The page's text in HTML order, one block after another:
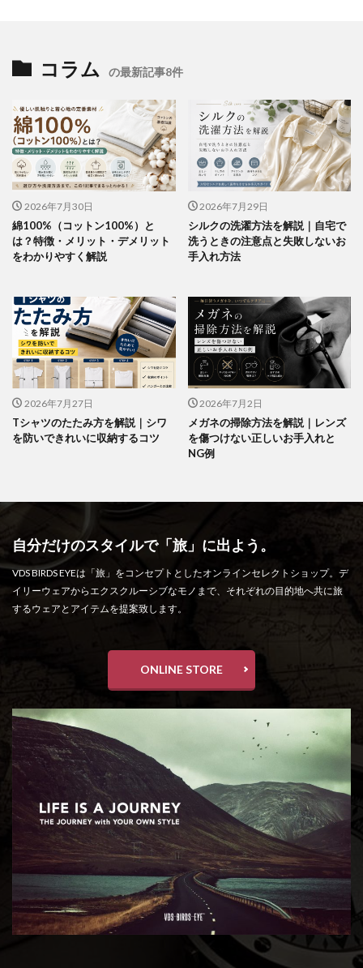
コラム の最新記事8件
2026年7月30日
綿100%（コットン100%）と
は？特徴・メリット・デメリット
をわかりやすく解説
2026年7月29日
シルクの洗濯方法を解説｜自宅で
洗うときの注意点と失敗しないお
手入れ方法
2026年7月27日
Tシャツのたたみ方を解説｜シワ
を防いできれいに収納するコツ
2026年7月2日
メガネの掃除方法を解説｜レンズ
を傷つけない正しいお手入れと
NG例
自分だけのスタイルで「旅」に出よう。
VDS BIRDS EYEは「旅」をコンセプトとしたオンラインセレクトショップ。デ
イリーウェアからエクスクルーシブなモノまで、それぞれの目的地へ共に旅
するウェアとアイテムを提案致します。
ONLINE STORE